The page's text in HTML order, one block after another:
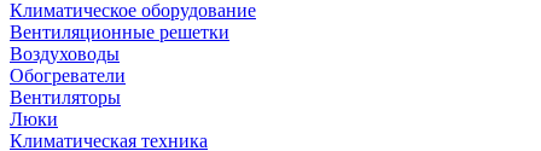
Климатическое оборудование
Вентиляционные решетки
Воздуховоды
Обогреватели
Вентиляторы
Люки
Климатическая техника